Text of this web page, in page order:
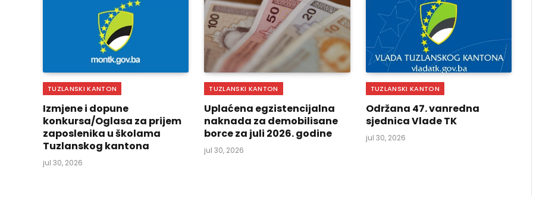
TUZLANSKI KANTON
Izmjene i dopune
konkursa/Oglasa za prijem
zaposlenika u školama
Tuzlanskog kantona
jul 30, 2026
TUZLANSKI KANTON
Uplaćena egzistencijalna
naknada za demobilisane
borce za juli 2026. godine
jul 30, 2026
TUZLANSKI KANTON
Održana 47. vanredna
sjednica Vlade TK
jul 30, 2026